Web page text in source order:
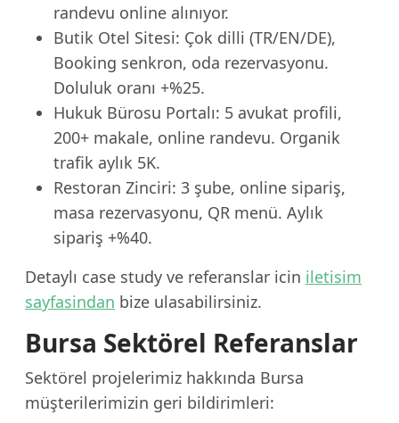
randevu online alınıyor.
Butik Otel Sitesi: Çok dilli (TR/EN/DE),
Booking senkron, oda rezervasyonu.
Doluluk oranı +%25.
Hukuk Bürosu Portalı: 5 avukat profili,
200+ makale, online randevu. Organik
trafik aylık 5K.
Restoran Zinciri: 3 şube, online sipariş,
masa rezervasyonu, QR menü. Aylık
sipariş +%40.
Detaylı case study ve referanslar icin iletisim
sayfasindan bize ulasabilirsiniz.
Bursa Sektörel Referanslar
Sektörel projelerimiz hakkında Bursa
müşterilerimizin geri bildirimleri: